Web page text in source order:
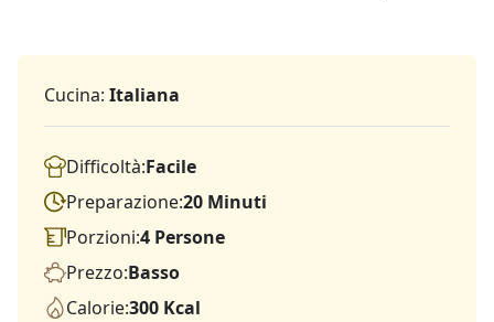
Cucina: Italiana
Difficoltà:Facile
Preparazione:20 Minuti
Porzioni:4 Persone
Prezzo:Basso
Calorie:300 Kcal